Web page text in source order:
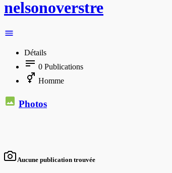
nelsonoverstre
Détails
0 Publications
Homme
Photos
Aucune publication trouvée